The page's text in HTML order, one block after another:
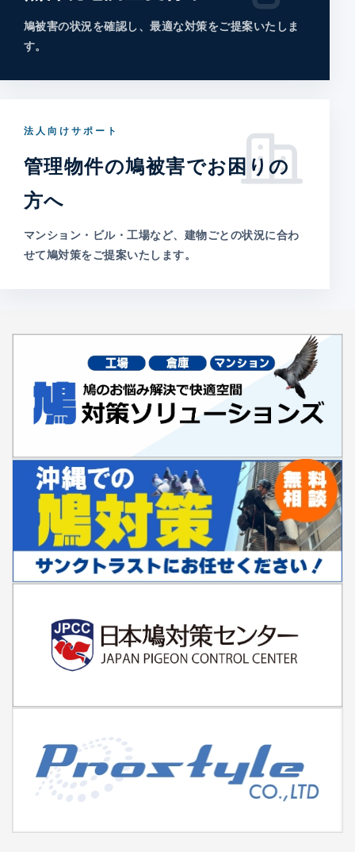
鳩被害の状況を確認し、最適な対策をご提案いたしま
す。
法人向けサポート
管理物件の鳩被害でお困りの
方へ
マンション・ビル・工場など、建物ごとの状況に合わ
せて鳩対策をご提案いたします。